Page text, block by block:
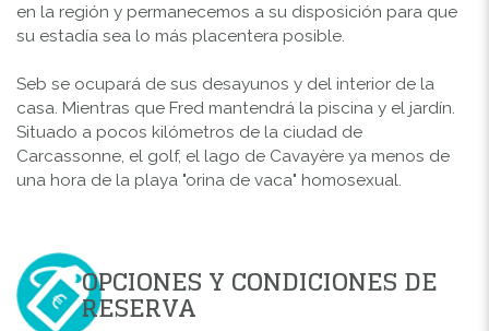
en la región y permanecemos a su disposición para que
su estadía sea lo más placentera posible.
Seb se ocupará de sus desayunos y del interior de la
casa. Mientras que Fred mantendrá la piscina y el jardín.
Situado a pocos kilómetros de la ciudad de
Carcassonne, el golf, el lago de Cavayère ya menos de
una hora de la playa "orina de vaca" homosexual.
OPCIONES Y CONDICIONES DE
RESERVA